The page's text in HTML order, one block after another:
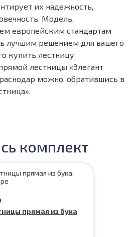
их надежность,
Модель,
европейским стандартам
лучшим решением для вашего
купить лестницу
лестницы «Элегант
можно, обратившись в
комплект
прямая из бука